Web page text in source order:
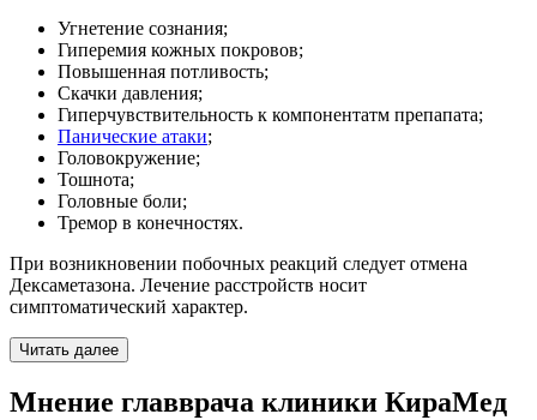
Угнетение сознания;
Гиперемия кожных покровов;
Повышенная потливость;
Скачки давления;
Гиперчувствительность к компонентатм препапата;
Панические атаки;
Головокружение;
Тошнота;
Головные боли;
Тремор в конечностях.
При возникновении побочных реакций следует отмена
Дексаметазона. Лечение расстройств носит
симптоматический характер.
Читать далее
Мнение главврача клиники КираМед